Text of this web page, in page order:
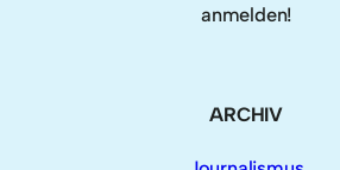
anmelden!
ARCHIV